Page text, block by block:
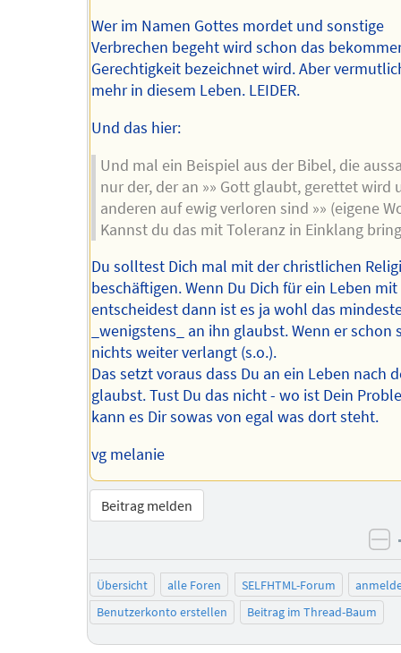
Wer im Namen Gottes mordet und sonstige
Verbrechen begeht wird schon das
Gerechtigkeit bezeichnet wird. Aber
mehr in diesem Leben. LEIDER.
Und das hier:
Und mal ein Beispiel aus der Bibel, die
nur der, der an »» Gott glaubt, gerettet wird
anderen auf ewig verloren sind »» (eigene
Kannst du das mit Toleranz in Einklang
Du solltest Dich mal mit der christlichen
beschäftigen. Wenn Du Dich für ein Leben
entscheidest dann ist es ja wohl das
_wenigstens_ an ihn glaubst. Wenn er schon
nichts weiter verlangt (s.o.).
Das setzt voraus dass Du an ein Leben nach
glaubst. Tust Du das nicht - wo ist Dein
kann es Dir sowas von egal was dort steht.
vg melanie
Beitrag melden
Übersicht alle Foren SELFHTML-Forum
Benutzerkonto erstellen
Beitrag im Thread-Baum